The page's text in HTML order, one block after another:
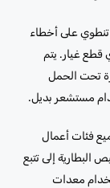
تنطوي على أخطاء
قطع غيار. يتم
تحت الحمل
مستشعر بديل.
فئات أعمال
إلى تتبع
معدات